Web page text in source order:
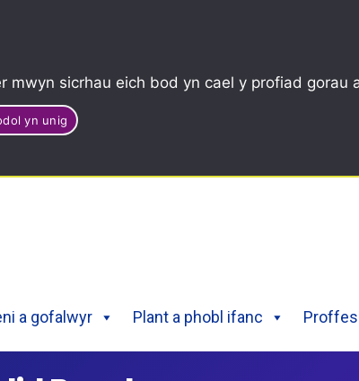
sicrhau eich bod yn cael y profiad gorau
yn unig
a gofalwyr Plant a phobl ifanc